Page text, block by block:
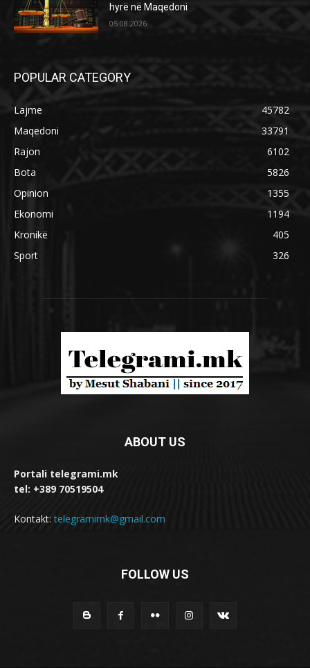
hyrë në Maqedoni
05.08.2026
POPULAR CATEGORY
Lajme
45782
Maqedoni
33791
Rajon
6102
Bota
5826
Opinion
1355
Ekonomi
1194
Kronikë
405
Sport
326
ABOUT US
Portali telegrami.mk
tel: +389 70519504
Kontakt:telegramimk@gmail.com
FOLLOW US